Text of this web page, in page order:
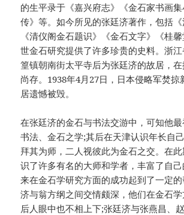
的生平录于《嘉兴府志》《金石家书画
传》等。如今所见的张廷济著作，包括《
《清仪阁金石题识》《金石文字》《桂
世金石研究提供了许多珍贵的史料。浙
篁镇朝南街太平寺后为张廷济的故居，
尚存。1938年4月27日，日本侵略军焚掠
居遗憾被毁。
在张廷济的金石与书法交游中，可知他
书法、金石之学;其后在天津认识年长自
拜其为师，二人视彼此为金石之交。在
识了许多有名的大师和学者，丰富了自
来在金石学研究方面的成功起到了一定
济与翁方纲之间交情颇深，他们在金石
后人眼中也不相上下;张廷济与张燕昌、